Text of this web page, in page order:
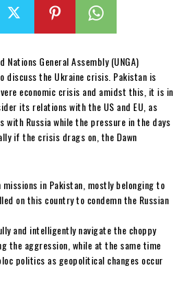
General Assembly (UNGA)
discuss the Ukraine crisis. Pakistan is
economic crisis and amidst this, it is in
its relations with the US and EU, as
with Russia while the pressure in the days
if the crisis drags on, the Dawn
in Pakistan, mostly belonging to
on this country to condemn the Russian
and intelligently navigate the choppy
the aggression, while at the same time
politics as geopolitical changes occur